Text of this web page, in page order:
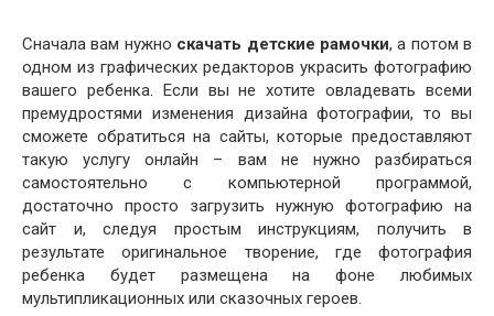
Сначала вам нужно скачать детские рамочки, а потом в
одном из графических редакторов украсить фотографию
вашего ребенка. Если вы не хотите овладевать всеми
премудростями изменения дизайна фотографии, то вы
сможете обратиться на сайты, которые предоставляют
такую услугу онлайн – вам не нужно разбираться
самостоятельно с компьютерной программой,
достаточно просто загрузить нужную фотографию на
сайт и, следуя простым инструкциям, получить в
результате оригинальное творение, где фотография
ребенка будет размещена на фоне любимых
мультипликационных или сказочных героев.